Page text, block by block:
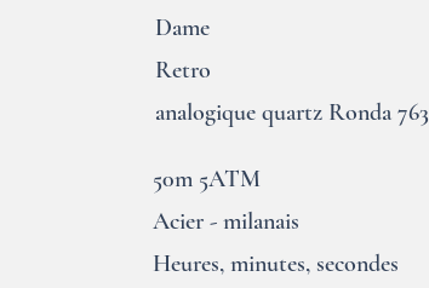
Dame
Retro
analogique quartz Ronda 763
50m 5ATM
Acier - milanais
Heures, minutes, secondes